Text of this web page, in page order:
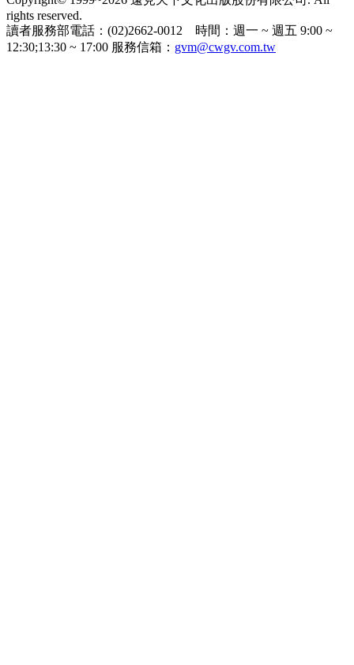
rights reserved.
讀者服務部電話：(02)2662-0012 時間：週一 ~ 週五 9:00 ~
12:30;13:30 ~ 17:00 服務信箱： gvm@cwgv.com.tw